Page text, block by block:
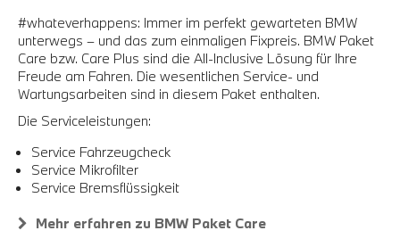
#whateverhappens: Immer im perfekt gewarteten BMW
unterwegs – und das zum einmaligen Fixpreis. BMW Paket
Care bzw. Care Plus sind die All-Inclusive Lösung für Ihre
Freude am Fahren. Die wesentlichen Service- und
Wartungsarbeiten sind in diesem Paket enthalten.
Die Serviceleistungen:
Service Fahrzeugcheck
Service Mikrofilter
Service Bremsflüssigkeit
Mehr erfahren zu BMW Paket Care